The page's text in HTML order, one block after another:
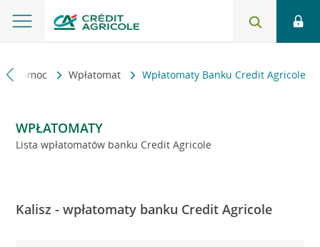
i pomoc Wpłatomat Wpłatomaty Banku Credit Agricole
WPŁATOMATY
Lista wpłatomatów banku Credit Agricole
Kalisz - wpłatomaty banku Credit Agricole